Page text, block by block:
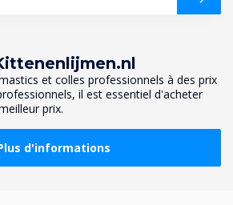
et colles professionnels à des prix
il est essentiel d'acheter
prix.
d'informations